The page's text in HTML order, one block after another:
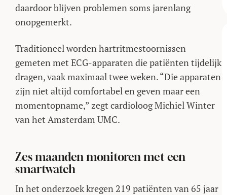
daardoor blijven problemen soms jarenlang
onopgemerkt.
Traditioneel worden hartritmestoornissen
gemeten met ECG-apparaten die patiënten tijdelijk
dragen, vaak maximaal twee weken. “Die apparaten
zijn niet altijd comfortabel en geven maar een
momentopname,” zegt cardioloog Michiel Winter
van het Amsterdam UMC.
Zes maanden monitoren met een
smartwatch
In het onderzoek kregen 219 patiënten van 65 jaar